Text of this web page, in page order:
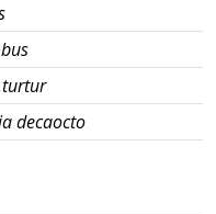
turtur
decaocto